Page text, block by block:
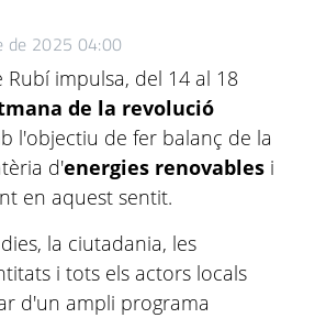
de 2025 04:00
impulsa, del 14 al 18
de la revolució
l'objectiu de fer balanç de la
d'energies renovables i
en aquest sentit.
la ciutadania, les
i tots els actors locals
d'un ampli programa